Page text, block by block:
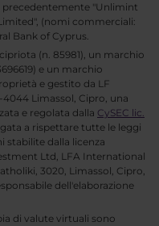
"Unlimint
(nomi commerciali:
Bank of Cyprus.
(n. 85981), un marchio
e un marchio
e gestito da LF
Limassol, Cipro, una
e regolata dalla CySEC lic.
a rispettare tutte le leggi
stabilite dalla licenza
Ltd, LFA International
3020, Limassol, Cipro,
dell'elaborazione
di valute virtuali sono